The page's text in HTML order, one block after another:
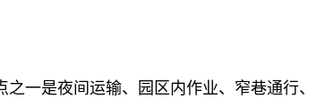
一是夜间运输、园区内作业、窄巷通行、